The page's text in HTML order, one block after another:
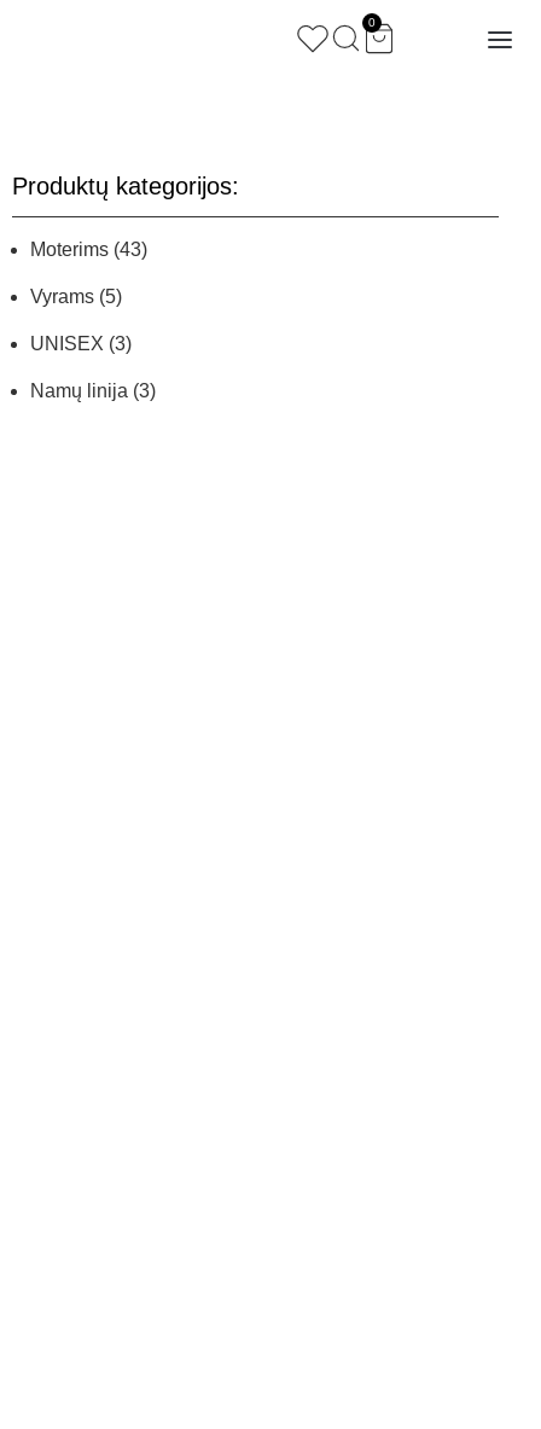
0
Produktų kategorijos:
Moterims (43)
Vyrams (5)
UNISEX (3)
Namų linija (3)